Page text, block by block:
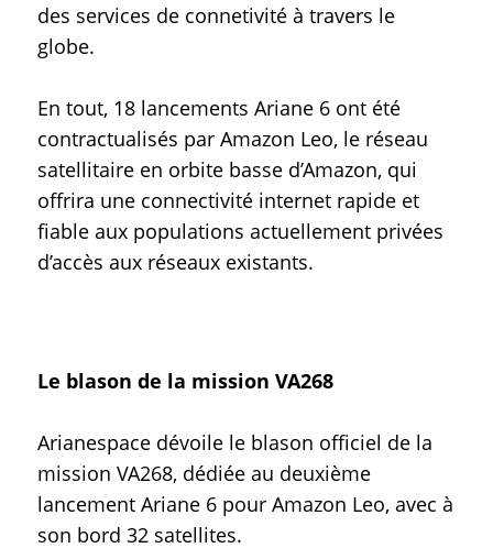
des services de connetivité à travers le
globe.
En tout, 18 lancements Ariane 6 ont été
contractualisés par Amazon Leo, le réseau
satellitaire en orbite basse d’Amazon, qui
offrira une connectivité internet rapide et
fiable aux populations actuellement privées
d’accès aux réseaux existants.
Le blason de la mission VA268
Arianespace dévoile le blason officiel de la
mission VA268, dédiée au deuxième
lancement Ariane 6 pour Amazon Leo, avec à
son bord 32 satellites.